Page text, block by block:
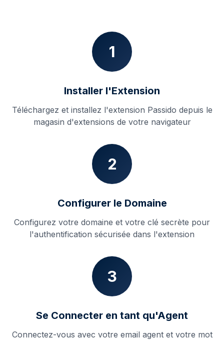
1
Installer l'Extension
Téléchargez et installez l'extension Passido depuis le
magasin d'extensions de votre navigateur
2
Configurer le Domaine
Configurez votre domaine et votre clé secrète pour
l'authentification sécurisée dans l'extension
3
Se Connecter en tant qu'Agent
Connectez-vous avec votre email agent et votre mot